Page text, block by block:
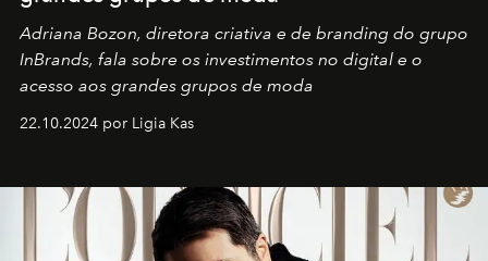
Adriana Bozon, diretora criativa e de branding do grupo
InBrands, fala sobre os investimentos no digital e o
acesso aos grandes grupos de moda
22.10.2024 por Ligia Kas